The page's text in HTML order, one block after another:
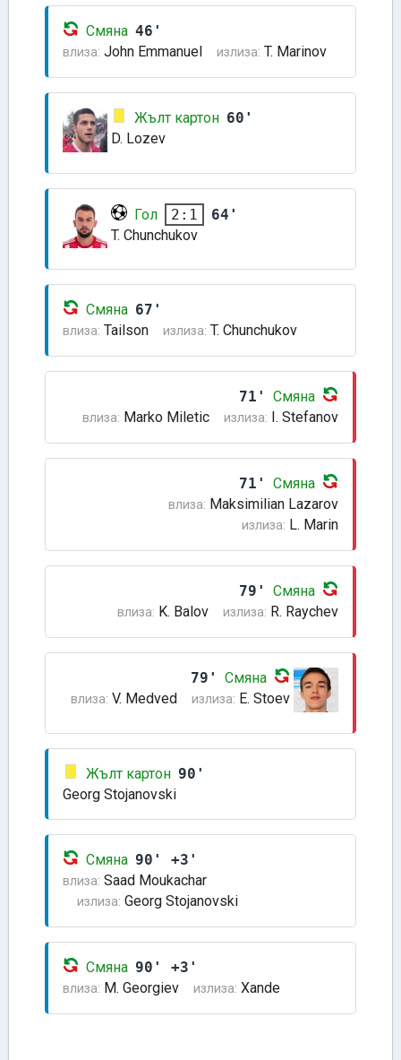
Смяна 46'
влиза: John Emmanuel излиза: T. Marinov
Жълт картон 60'
D. Lozev
Гол 2:1
64'
T. Chunchukov
Смяна 67'
влиза: Tailson излиза: T. Chunchukov
71' Смяна
влиза: Marko Miletic излиза: I. Stefanov
71' Смяна
влиза: Maksimilian Lazarov
излиза: L. Marin
79' Смяна
влиза: K. Balov излиза: R. Raychev
79' Смяна
влиза: V. Medved излиза: E. Stoev
Жълт картон 90'
Georg Stojanovski
Смяна 90' +3'
влиза: Saad Moukachar
излиза: Georg Stojanovski
Смяна 90' +3'
влиза: M. Georgiev излиза: Xande